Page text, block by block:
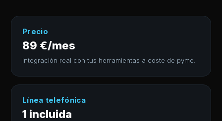
Precio
89 €/mes
Integración real con tus herramientas a coste de pyme.
Línea telefónica
1 incluida